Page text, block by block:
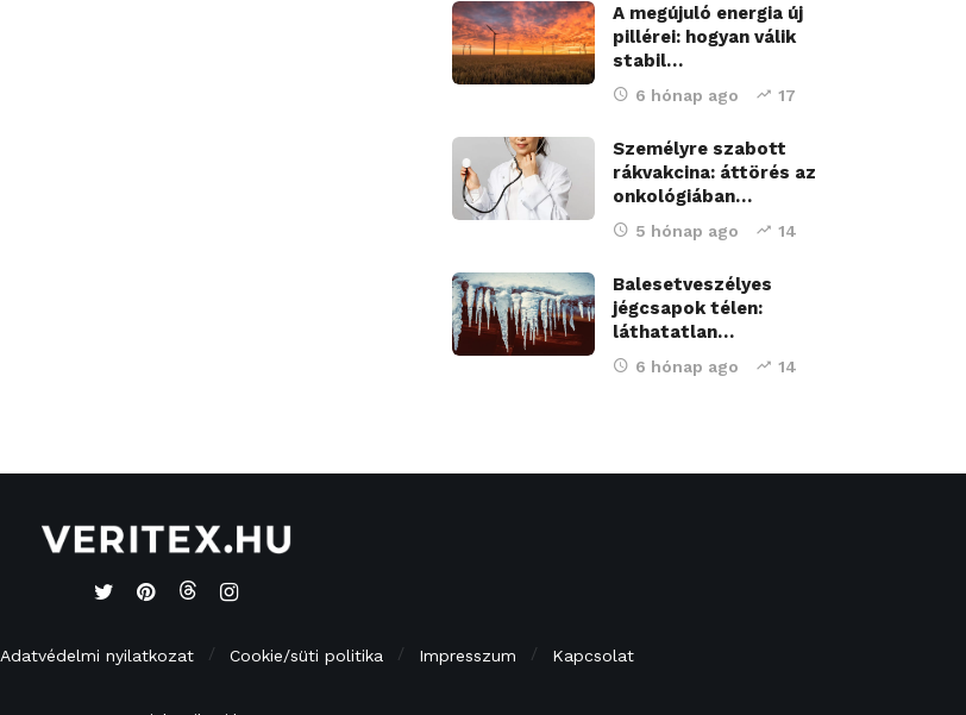
A megújuló energia új
pillérei: hogyan válik
stabil…
6 hónap ago 17
Személyre szabott
rákvakcina: áttörés az
onkológiában…
5 hónap ago 14
Balesetveszélyes
jégcsapok télen:
láthatatlan…
6 hónap ago 14
Adatvédelmi nyilatkozat Cookie/süti politika Impresszum Kapcsolat